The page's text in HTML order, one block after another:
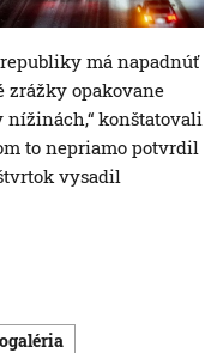
má napadnúť
zrážky opakovane
nížinách,“ konštatovali
to nepriamo potvrdil
vysadil